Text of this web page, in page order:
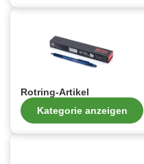
Rotring-Artikel
Kategorie anzeigen